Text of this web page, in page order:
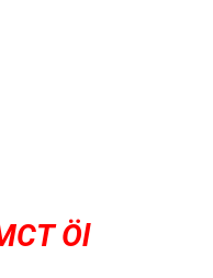
Öl